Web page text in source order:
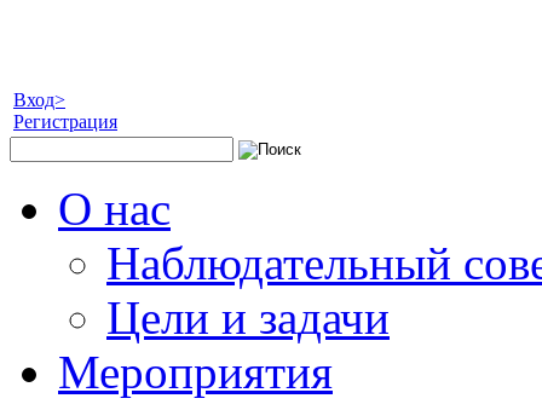
Вход>
Регистрация
О нас
Наблюдательный
Цели и задачи
Мероприятия